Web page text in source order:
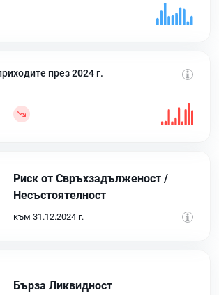
през 2024 г.
Риск от Свръхзадълженост /
Несъстоятелност
към 31.12.2024 г.
Бърза Ликвидност